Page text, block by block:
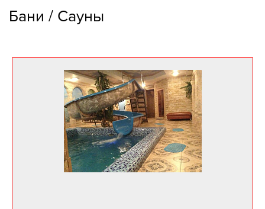
Бани / Сауны